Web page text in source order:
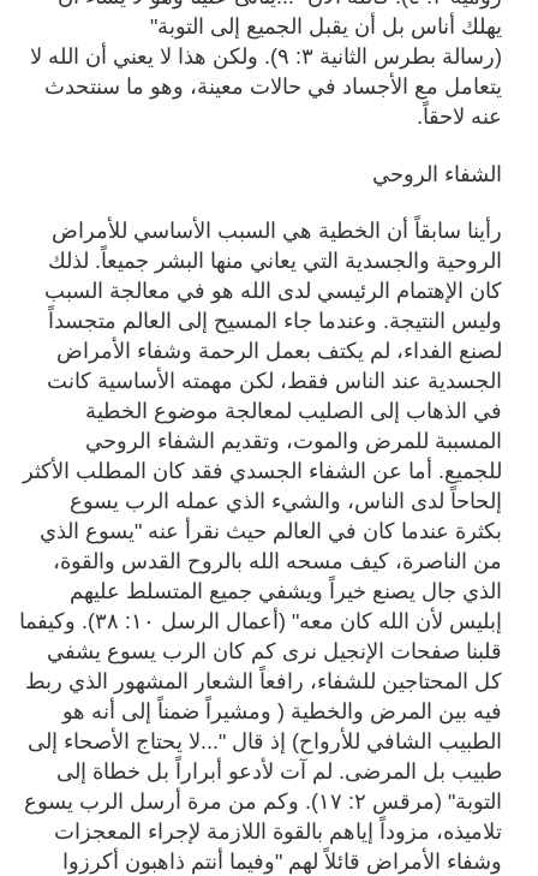
يهلك أناس بل أن يقبل الجميع إلى التوبة"
(رسالة
بطرس الثانية ٣: ٩). ولكن هذا لا يعني أن الله لا
يتعامل مع الأجساد في حالات معينة، وهو ما سنتحدث
عنه لاحقاً.
الشفاء الروحي
رأينا سابقاً أن الخطية هي السبب الأساسي للأمراض
الروحية والجسدية التي يعاني منها البشر جميعاً. لذلك
كان الإهتمام الرئيسي لدى الله هو في معالجة السبب
وليس النتيجة. وعندما جاء المسيح إلى العالم متجسداً
لصنع الفداء، لم يكتف بعمل الرحمة وشفاء الأمراض
الجسدية عند الناس فقط، لكن مهمته الأساسية كانت
في الذهاب إلى الصليب لمعالجة موضوع الخطية
المسببة للمرض والموت، وتقديم الشفاء الروحي
للجميع. أما عن الشفاء الجسدي فقد كان المطلب الأكثر
إلحاحاً لدى الناس، والشيء الذي عمله الرب يسوع
بكثرة عندما كان في العالم حيث نقرأ عنه "يسوع الذي
من الناصرة، كيف مسحه الله بالروح القدس والقوة،
الذي جال يصنع خيراً ويشفي جميع المتسلط عليهم
إبليس لأن الله كان معه" (أعمال الرسل ١٠: ٣٨). وكيفما
قلبنا صفحات الإنجيل نرى كم كان الرب يسوع يشفي
كل المحتاجين للشفاء، رافعاً الشعار المشهور الذي ربط
فيه بين المرض والخطية ( ومشيراً ضمناً إلى أنه هو
الطبيب الشافي للأرواح) إذ قال "...لا يحتاج الأصحاء إلى
طبيب بل المرضى. لم آت لأدعو أبراراً بل خطاة إلى
التوبة" (مرقس ٢: ١٧). وكم من مرة أرسل الرب يسوع
تلاميذه، مزوداً إياهم بالقوة اللازمة لإجراء المعجزات
وشفاء الأمراض قائلاً لهم "وفيما أنتم ذاهبون أكرزوا